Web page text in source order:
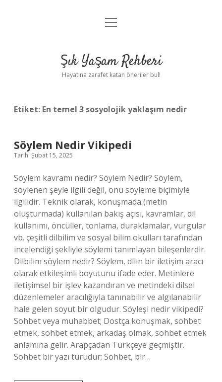
Anasayfa
Yasal Uyarı
menüyü
Şık Yaşam Rehberi
Hayatına zarafet katan öneriler bul!
Etiket: En temel 3 sosyolojik yaklaşım nedir
Söylem Nedir Vikipedi
Tarih: Şubat 15, 2025
Söylem kavramı nedir? Söylem Nedir? Söylem,
söylenen şeyle ilgili değil, onu söyleme biçimiyle
ilgilidir. Teknik olarak, konuşmada (metin
oluşturmada) kullanılan bakış açısı, kavramlar, dil
kullanımı, öncüller, tonlama, duraklamalar, vurgular
vb. çeşitli dilbilim ve sosyal bilim okulları tarafından
incelendiği şekliyle söylemi tanımlayan bileşenlerdir.
Dilbilim söylem nedir? Söylem, dilin bir iletişim aracı
olarak etkileşimli boyutunu ifade eder. Metinlere
iletişimsel bir işlev kazandıran ve metindeki dilsel
düzenlemeler aracılığıyla tanınabilir ve algılanabilir
hale gelen soyut bir olgudur. Söyleşi nedir vikipedi?
Sohbet veya muhabbet; Dostça konuşmak, sohbet
etmek, sohbet etmek, arkadaş olmak, sohbet etmek
anlamına gelir. Arapçadan Türkçeye geçmiştir.
Sohbet bir yazı türüdür; Sohbet, bir…